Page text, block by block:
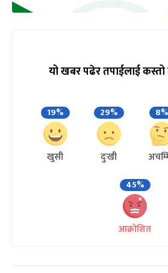
यो खबर पढेर तपाईलाई
19%
खुसी
29%
दुःखी
8%
45%
आक्रोशित